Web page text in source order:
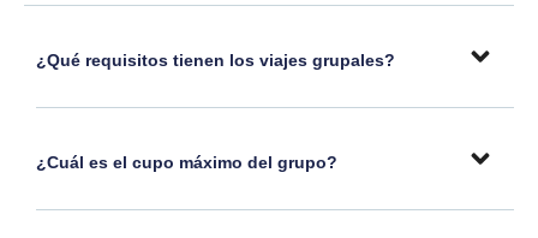
¿Qué requisitos tienen los viajes grupales?
¿Cuál es el cupo máximo del grupo?